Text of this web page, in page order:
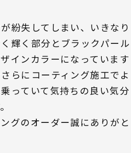
紛失してしまい、いきなり
輝く部分とブラックパール
インカラーになっています
らにコーティング施工でよ
っていて気持ちの良い気分
グのオーダー誠にありがと